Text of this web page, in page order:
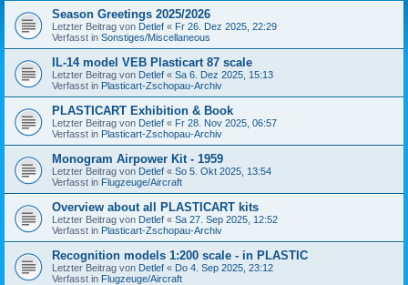
Season Greetings 2025/2026
Letzter Beitrag von Detlef « Fr 26. Dez 2025, 22:29
Verfasst in Sonstiges/Miscellaneous
IL-14 model VEB Plasticart 87 scale
Letzter Beitrag von Detlef « Sa 6. Dez 2025, 15:13
Verfasst in Plasticart-Zschopau-Archiv
PLASTICART Exhibition & Book
Letzter Beitrag von Detlef « Fr 28. Nov 2025, 06:57
Verfasst in Plasticart-Zschopau-Archiv
Monogram Airpower Kit - 1959
Letzter Beitrag von Detlef « So 5. Okt 2025, 13:54
Verfasst in Flugzeuge/Aircraft
Overview about all PLASTICART kits
Letzter Beitrag von Detlef « Sa 27. Sep 2025, 12:52
Verfasst in Plasticart-Zschopau-Archiv
Recognition models 1:200 scale - in PLASTIC
Letzter Beitrag von Detlef « Do 4. Sep 2025, 23:12
Verfasst in Flugzeuge/Aircraft